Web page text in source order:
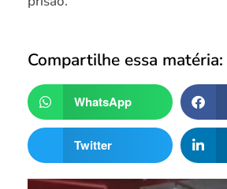
Compartilhe essa matéria:
WhatsApp
Twitter